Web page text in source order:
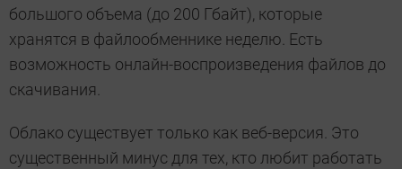
большого объема (до 200 Гбайт), которые
хранятся в файлообменнике неделю. Есть
возможность онлайн-воспроизведения файлов до
скачивания.
Облако существует только как веб-версия. Это
существенный минус для тех, кто любит работать